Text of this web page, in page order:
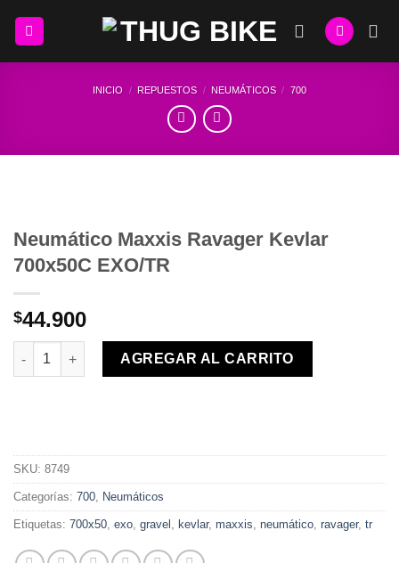
INICIO / REPUESTOS / NEUMÁTICOS / 700
Neumático Maxxis Ravager Kevlar
700x50C EXO/TR
$44.900
Neumático Maxxis Ravager Kevlar 700x50C EXO/TR cantidad
AGREGAR AL CARRITO
SKU: 8749
Categorías: 700 Neumáticos
Etiquetas: 700x50 exo gravel kevlar, maxxis neumático ravager, tr